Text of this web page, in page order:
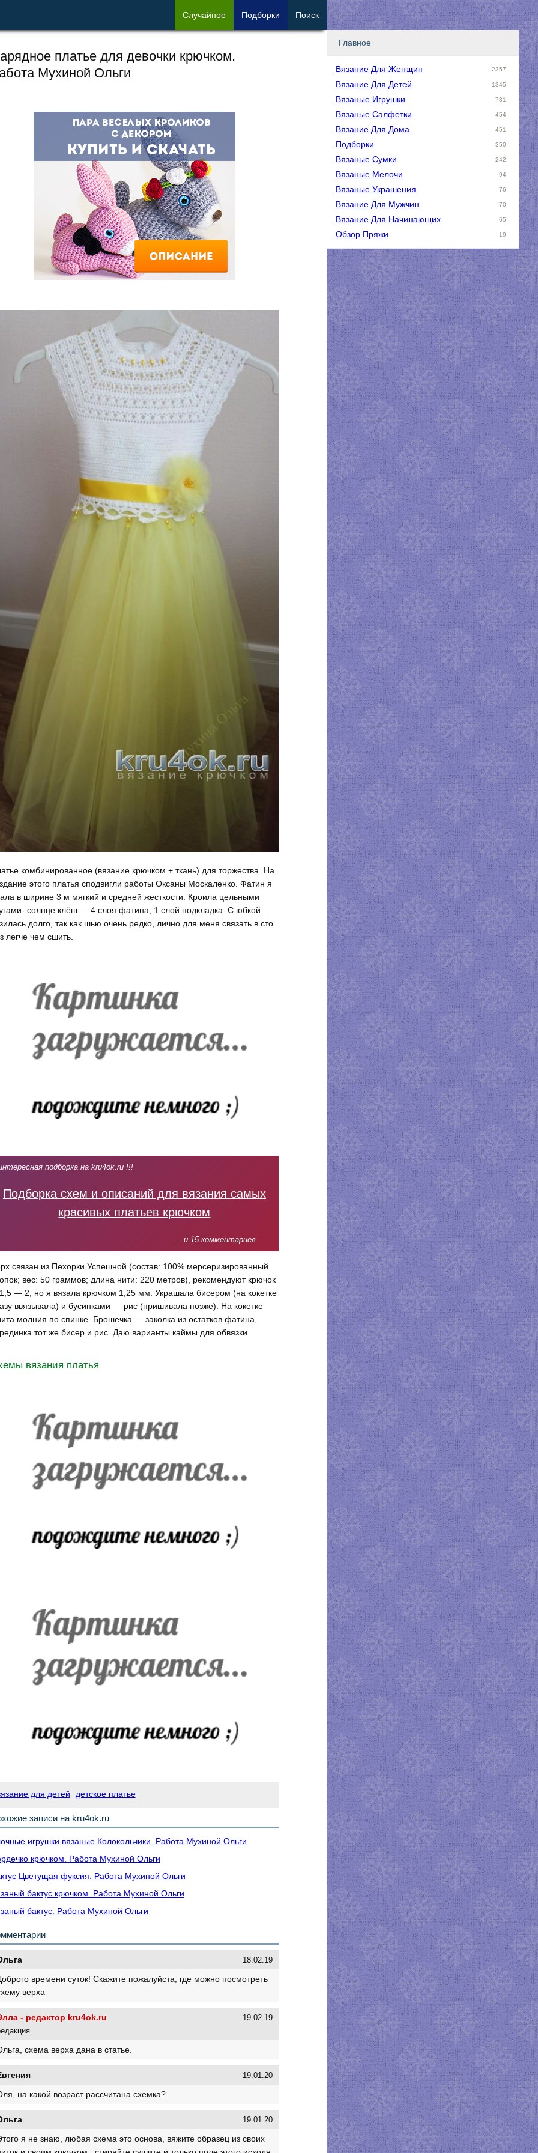
платье для девочки крючком.
Мухиной Ольги
комбинированное (вязание крючком + ткань) для торжества. На
этого платья сподвигли работы Оксаны Москаленко. Фатин я
в ширине 3 м мягкий и средней жесткости. Кроила цельными
солнце клёш — 4 слоя фатина, 1 слой подкладка. С юбкой
долго, так как шью очень редко, лично для меня связать в сто
легче чем сшить.
подборка на kru4ok.ru !!!
Подборка схем и описаний для вязания самых
красивых платьев крючком
... и 15 комментариев
связан из Пехорки Успешной (состав: 100% мерсеризированный
вес: 50 граммов; длина нити: 220 метров), рекомендуют крючок
— 2, но я вязала крючком 1,25 мм. Украшала бисером (на кокетке
ввязывала) и бусинками — рис (пришивала позже). На кокетке
молния по спинке. Брошечка — заколка из остатков фатина,
тот же бисер и рис. Даю варианты каймы для обвязки.
вязания платья
для детей детское платье
записи на kru4ok.ru
игрушки вязаные Колокольчики. Работа Мухиной Ольги
крючком. Работа Мухиной Ольги
Цветущая фуксия. Работа Мухиной Ольги
бактус крючком. Работа Мухиной Ольги
бактус. Работа Мухиной Ольги
18.02.19
времени суток! Скажите пожалуйста, где можно посмотреть
верха
- редактор kru4ok.ru 19.02.19
схема верха дана в статье.
19.01.20
на какой возраст рассчитана схемка?
19.01.20
я не знаю, любая схема это основа, вяжите образец из своих
Главное
Вязание Для Женщин 2357
Вязание Для Детей 1345
Вязаные Игрушки 781
Вязаные Салфетки 454
Вязание Для Дома 451
Подборки 350
Вязаные Сумки 242
Вязаные Мелочи 94
Вязаные Украшения 76
Вязание Для Мужчин 70
Вязание Для Начинающих 65
Обзор Пряжи 19
Случайное Подборки Поиск